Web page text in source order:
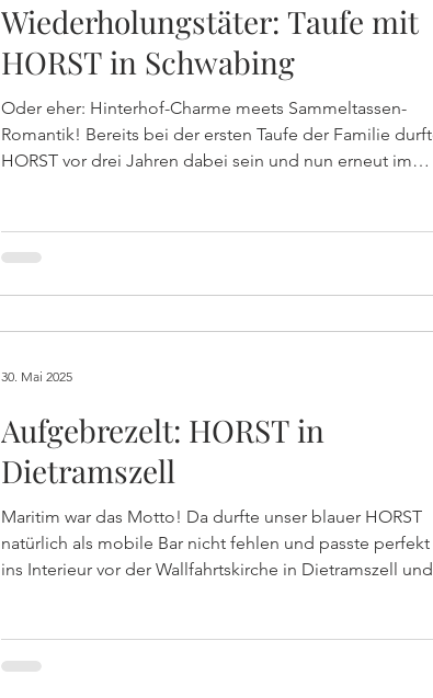
Wiederholungstäter: Taufe mit
HORST in Schwabing
Oder eher: Hinterhof-Charme meets Sammeltassen-
Romantik! Bereits bei der ersten Taufe der Familie durfte
HORST vor drei Jahren dabei sein und nun erneut im
leckeren Drinks, Prosecco und cremigem Kaffee
verwöhnen!
Aufgebrezelt: HORST in
Dietramszell
Maritim war das Motto! Da durfte unser blauer HORST
natürlich als mobile Bar nicht fehlen und passte perfekt
ins Interieur vor der Wallfahrtskirche in Dietramszell und
30. Mai 2025